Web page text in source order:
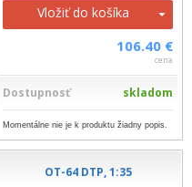
Vložiť do košíka
106.40 €
cena
Dostupnosť skladom
Momentálne nie je k produktu žiadny popis.
OT-64 DTP, 1:35